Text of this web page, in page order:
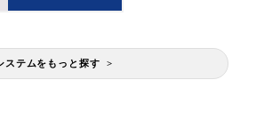
ステムをもっと探す >